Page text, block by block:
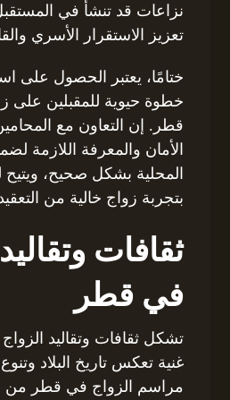
نزاعات قد تنشأ في
تعزيز الاستقرار الأسري
ختامًا، يعتبر الحصول على
خطوة حيوية للمقبلين على
قطر. إن التعاون مع
الأمان والمعرفة اللازمة
المحلية بشكل صحيح، ويتيح
بتجربة زواج خالية من
ثقافات
في قطر
تشكل ثقافات وتقاليد
غنية تعكس تاريخ البلاد
مراسم الزواج في قطر من